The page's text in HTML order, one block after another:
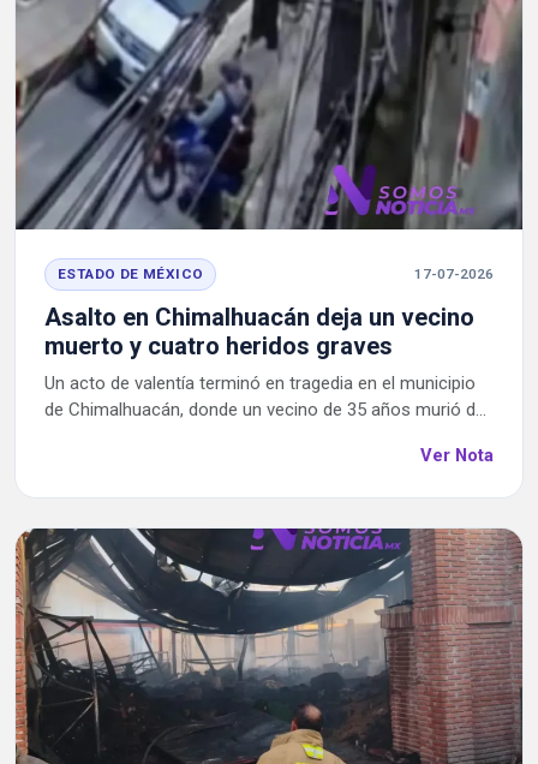
ESTADO DE MÉXICO 17-07-2026
Asalto en Chimalhuacán deja un vecino
muerto y cuatro heridos graves
Un acto de valentía terminó en tragedia en el municipio
de Chimalhuacán, donde un vecino de 35 años murió d...
Ver Nota